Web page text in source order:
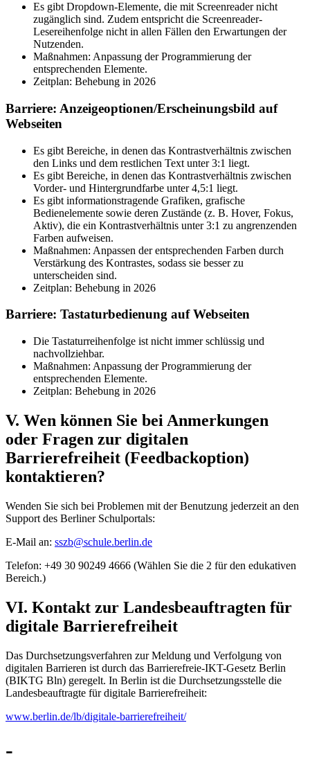
Es gibt Dropdown-Elemente, die mit Screenreader nicht
zugänglich sind. Zudem entspricht die Screenreader-
Lesereihenfolge nicht in allen Fällen den Erwartungen der
Nutzenden.
Maßnahmen: Anpassung der Programmierung der
entsprechenden Elemente.
Zeitplan: Behebung in 2026
Barriere: Anzeigeoptionen/Erscheinungsbild auf
Webseiten
Es gibt Bereiche, in denen das Kontrastverhältnis zwischen
den Links und dem restlichen Text unter 3:1 liegt.
Es gibt Bereiche, in denen das Kontrastverhältnis zwischen
Vorder- und Hintergrundfarbe unter 4,5:1 liegt.
Es gibt informationstragende Grafiken, grafische
Bedienelemente sowie deren Zustände (z. B. Hover, Fokus,
Aktiv), die ein Kontrastverhältnis unter 3:1 zu angrenzenden
Farben aufweisen.
Maßnahmen: Anpassen der entsprechenden Farben durch
Verstärkung des Kontrastes, sodass sie besser zu
unterscheiden sind.
Zeitplan: Behebung in 2026
Barriere: Tastaturbedienung auf Webseiten
Die Tastaturreihenfolge ist nicht immer schlüssig und
nachvollziehbar.
Maßnahmen: Anpassung der Programmierung der
entsprechenden Elemente.
Zeitplan: Behebung in 2026
V. Wen können Sie bei Anmerkungen
oder Fragen zur digitalen
Barrierefreiheit (Feedbackoption)
kontaktieren?
Wenden Sie sich bei Problemen mit der Benutzung jederzeit an den
Support des Berliner Schulportals:
E-Mail an: sszb@schule.berlin.de
Telefon: +49 30 90249 4666 (Wählen Sie die 2 für den edukativen
Bereich.)
VI. Kontakt zur Landesbeauftragten für
digitale Barrierefreiheit
Das Durchsetzungsverfahren zur Meldung und Verfolgung von
digitalen Barrieren ist durch das Barrierefreie-IKT-Gesetz Berlin
(BIKTG Bln) geregelt. In Berlin ist die Durchsetzungsstelle die
Landesbeauftragte für digitale Barrierefreiheit:
www.berlin.de/lb/digitale-barrierefreiheit/
-